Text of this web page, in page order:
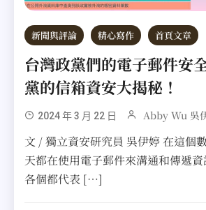
新聞與評論 精心寫作 首頁文章
台灣政黨們的電子郵件安
黨的信箱資安大揭秘！
2024 年 3 月 22 日 Abby Wu 吳
文 / 獨立資安研究員 吳伊婷 在這個
天都在使用電子郵件來溝通和傳遞
各個都代表 […]